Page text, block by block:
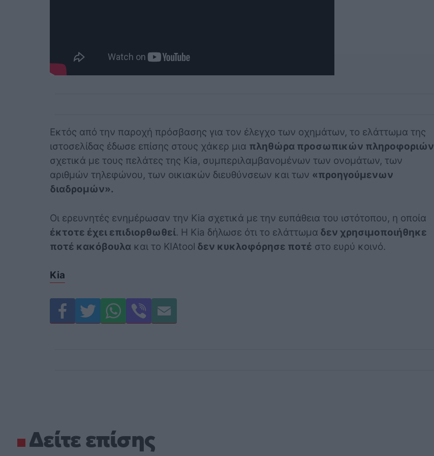
Εκτός από την παροχή πρόσβασης για τον έλεγχο των οχημάτων, το ελάττωμα της
ιστοσελίδας έδωσε επίσης στους χάκερ μια πληθώρα προσωπικών πληροφοριών
σχετικά με τους πελάτες της Kia, συμπεριλαμβανομένων των ονομάτων, των
αριθμών τηλεφώνου, των οικιακών διευθύνσεων και των «προηγούμενων
διαδρομών».
Οι ερευνητές ενημέρωσαν την Kia σχετικά με την ευπάθεια του ιστότοπου, η οποία
έκτοτε έχει επιδιορθωθεί. Η Kia δήλωσε ότι το ελάττωμα δεν χρησιμοποιήθηκε
ποτέ κακόβουλα και το KIAtool δεν κυκλοφόρησε ποτέ στο ευρύ κοινό.
Kia
Δείτε επίσης